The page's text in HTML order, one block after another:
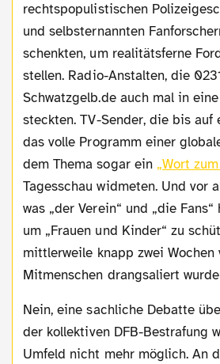
rechtspopulistischen
und selbsternannten
schenkten, um realitätsferne
stellen. Radio-Anstalten, die
Schwatzgelb.de auch mal in
steckten. TV-Sender, die bis auf
das volle Programm einer
dem Thema sogar ein „Wort
Tagesschau widmeten. Und vor
was „der Verein“ und „die
um „Frauen und Kinder“ zu
mittlerweile knapp zwei Wochen
Mitmenschen drangsaliert
Nein, eine sachliche Debatte über Sinn und Unsinn
der kollektiven DFB-Bestrafung
Umfeld nicht mehr möglich. An